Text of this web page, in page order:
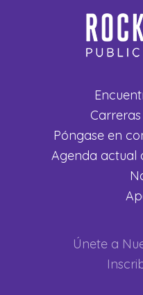
Póngase en
Agenda actual
Únete a